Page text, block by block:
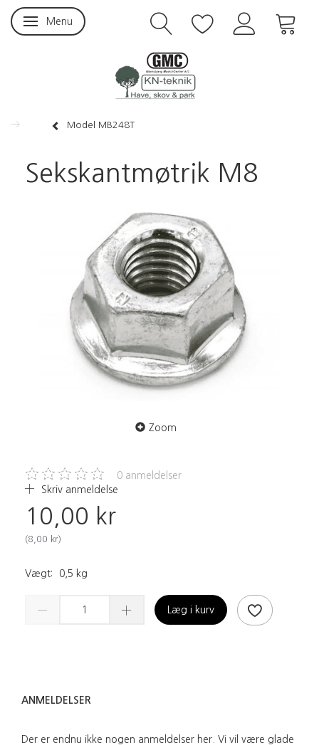
Skifte navigation
Menu
Model MB248T
Sekskantmøtrik M8
Zoom
0 anmeldelser
Skriv anmeldelse
10,00 kr
(8,00 kr)
Vægt: 0,5 kg
Læg i kurv
ANMELDELSER
Der er endnu ikke nogen anmeldelser her. Vi vil være glade